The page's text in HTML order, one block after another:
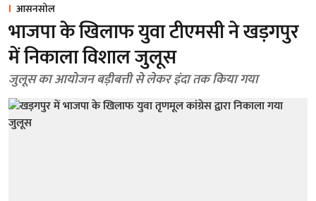
आसनसोल
भाजपा के खिलाफ युवा टीएमसी ने खड़गपुर
में निकाला विशाल जुलूस
जुलूस का आयोजन बड़ीबत्ती से लेकर इंदा तक किया गया